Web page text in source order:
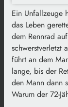
Ein Unfallzeuge
das Leben
dem Rennrad
schwerstverletzt
führt an dem
lange, bis der
den Mann dann
Warum der 72-